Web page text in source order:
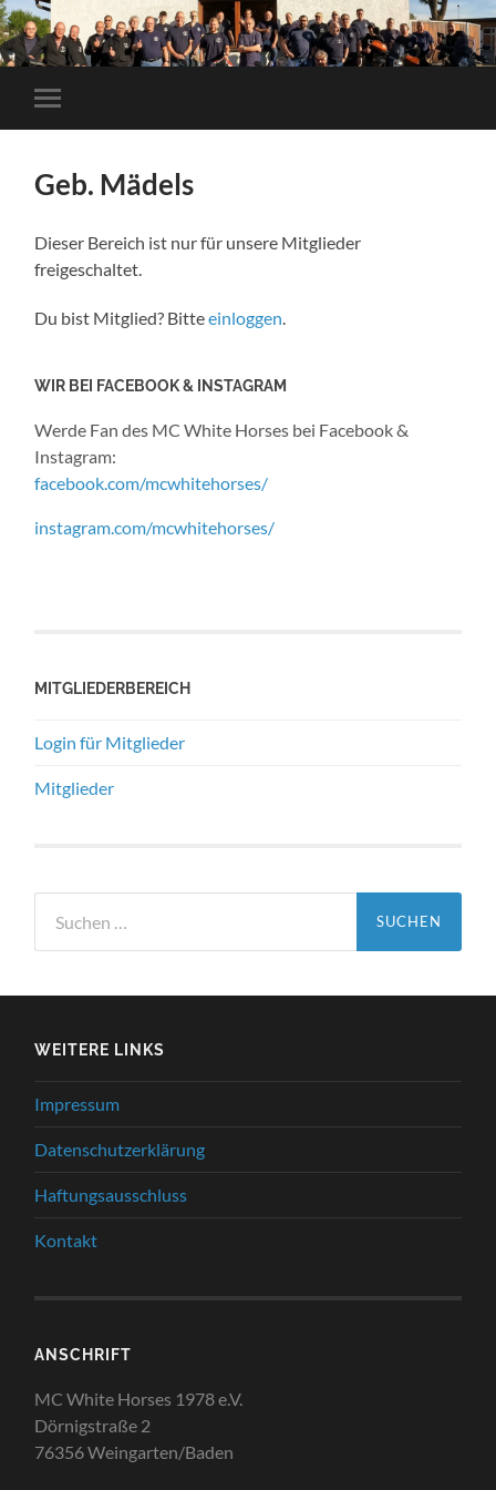
Mobile-
Menü
Geb. Mädels
Dieser Bereich ist nur für unsere Mitglieder
freigeschaltet.
Du bist Mitglied? Bitteeinloggen
WIR BEI FACEBOOK & INSTAGRAM
Werde Fan des MC White Horses bei Facebook &
Instagram:
facebook.com/mcwhitehorses/
instagram.com/mcwhitehorses/
MITGLIEDERBEREICH
Login für Mitglieder
Mitglieder
nach:
WEITERE LINKS
Impressum
Datenschutzerklärung
Haftungsausschluss
Kontakt
ANSCHRIFT
MC White Horses 1978 e.V.
Dörnigstraße 2
76356 Weingarten/Baden